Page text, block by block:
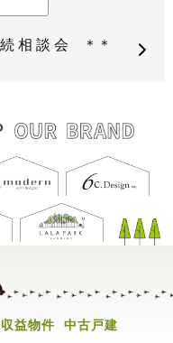
相 談 会 ＊＊
収益物件
中古戸建